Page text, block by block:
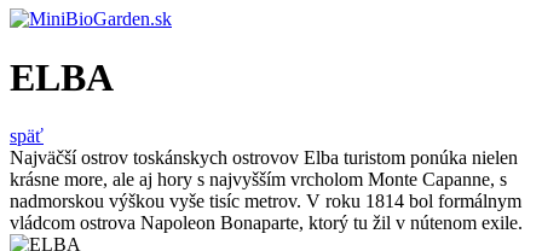
ELBA
späť
Najväčší ostrov toskánskych ostrovov Elba turistom ponúka nielen
krásne more, ale aj hory s najvyšším vrcholom Monte Capanne, s
nadmorskou výškou vyše tisíc metrov. V roku 1814 bol formálnym
vládcom ostrova Napoleon Bonaparte, ktorý tu žil v nútenom exile.